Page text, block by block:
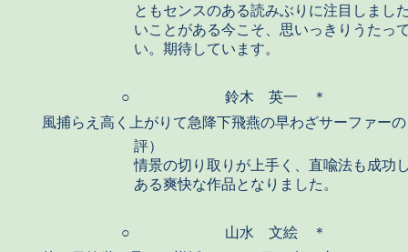
ともセンスのある読みぶりに注目しまし
いことがある今こそ、思いっきりうたっ
い。期待しています。
○
鈴木 英一 ＊
風捕らえ高く上がりて急降下飛燕の早わざサーファー
評）
情景の切り取りが上手く、直喩法も成功
ある爽快な作品となりました。
○
山水 文絵 ＊